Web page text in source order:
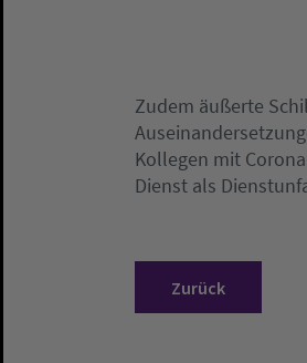
Zudem äußerte
Kollegen mit
Dienst als
Zurück